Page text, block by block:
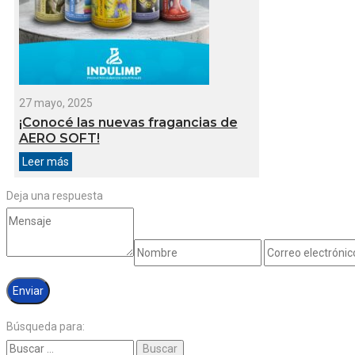
27 mayo, 2025
¡Conocé las nuevas fragancias de
AERO SOFT!
Leer más
Deja una respuesta
Búsqueda para: